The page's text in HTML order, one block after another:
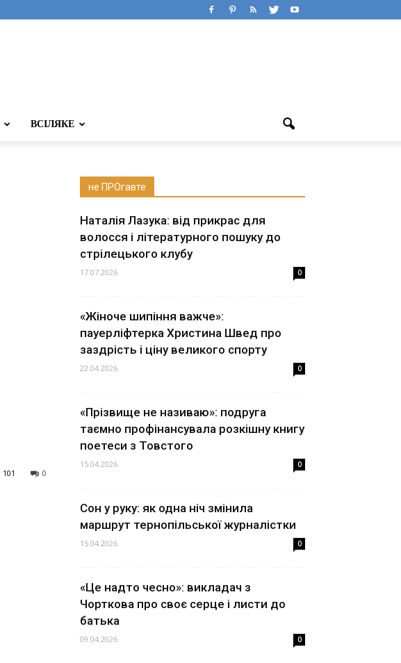
ВСІЛЯКЕ
0
101
не ПРОгавте
Наталія Лазука: від прикрас для
волосся і літературного пошуку до
стрілецького клубу
17.07.2026 0
«Жіноче шипіння важче»:
пауерліфтерка Христина Швед про
заздрість і ціну великого спорту
22.04.2026 0
«Прізвище не називаю»: подруга
таємно профінансувала розкішну книгу
поетеси з Товстого
15.04.2026 0
Сон у руку: як одна ніч змінила
маршрут тернопільської журналістки
15.04.2026 0
«Це надто чесно»: викладач з
Чорткова про своє серце і листи до
батька
09.04.2026 0